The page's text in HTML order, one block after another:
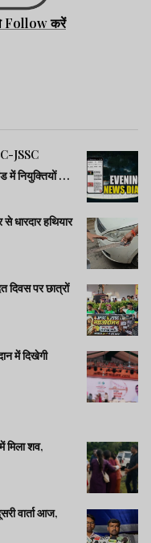
Follow करें
JSSC
में नियुक्तियों में
कानून
धारदार हथियार
दिवस पर छात्रों
में दिखेगी
मिला शव,
वार्ता आज,